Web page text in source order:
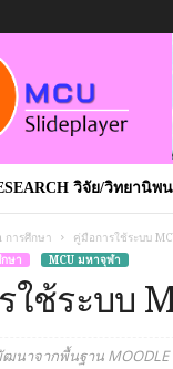
วิจัย/วิทยานิพ
การศึกษา
คู่มือการใช้ระบบ
ษา
MCU มหาจุฬา
ใช้ระบบ
ฒนาจากพื้นฐาน